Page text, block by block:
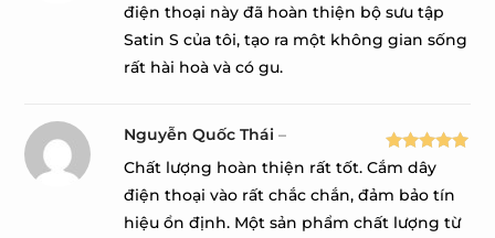
hạng55
sao
điện thoại này đã hoàn thiện bộ sưu tập
Satin S của tôi, tạo ra một không gian sống
rất hài hoà và có gu.
Được xếp
hạng5 5
sao
Nguyễn Quốc Thái–
Chất lượng hoàn thiện rất tốt. Cắm dây
điện thoại vào rất chắc chắn, đảm bảo tín
hiệu ổn định. Một sản phẩm chất lượng từ